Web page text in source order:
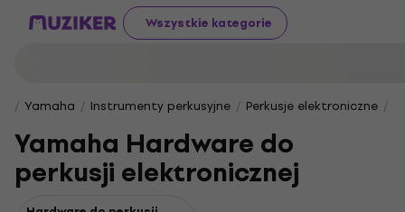
Wszystkie kategorie
Yamaha Instrumenty perkusyjne Perkusje elektroniczne
Yamaha Hardware do
perkusji elektronicznej